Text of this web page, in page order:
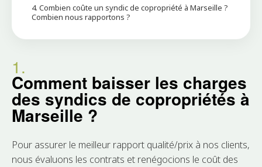
4. Combien coûte un syndic de copropriété à Marseille ?
Combien nous rapportons ?
1.
Comment baisser les charges
des syndics de copropriétés à
Marseille ?
Pour assurer le meilleur rapport qualité/prix à nos clients,
nous évaluons les contrats et renégocions le coût des